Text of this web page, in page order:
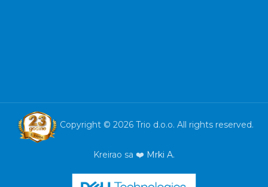
Copyright © 2026 Trio d.o.o. All rights reserved.
Kreirao sa ❤️ Mrki A.